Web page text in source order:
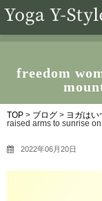
freedom
TOP > ブログ > ヨガは
raised arms to sunrise
2022年06月20日